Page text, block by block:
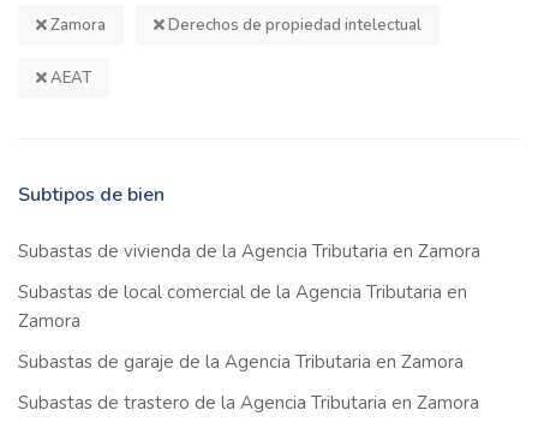
Zamora Derechos de propiedad intelectual
AEAT
Subtipos de bien
Subastas de vivienda de la Agencia Tributaria en Zamora
Subastas de local comercial de la Agencia Tributaria en
Zamora
Subastas de garaje de la Agencia Tributaria en Zamora
Subastas de trastero de la Agencia Tributaria en Zamora